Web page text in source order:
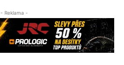
- Reklama -